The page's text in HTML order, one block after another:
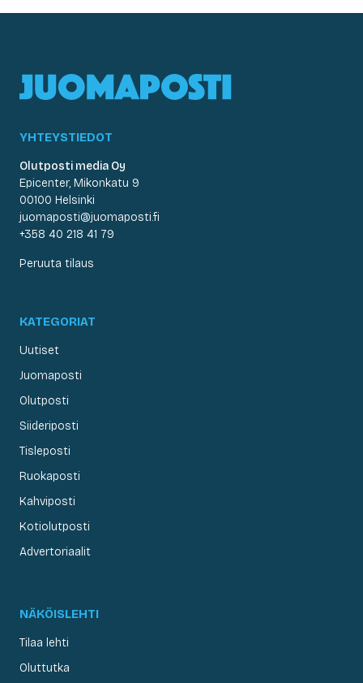
YHTEYSTIEDOT
Olutposti media Oy
Epicenter, Mikonkatu 9
00100 Helsinki
juomaposti@juomaposti.fi
+358 40 218 41 79
Peruuta tilaus
KATEGORIAT
Uutiset
Juomaposti
Olutposti
Siideriposti
Tisleposti
Ruokaposti
Kahviposti
Kotiolutposti
Advertoriaalit
NÄKÖISLEHTI
Tilaa lehti
Oluttutka